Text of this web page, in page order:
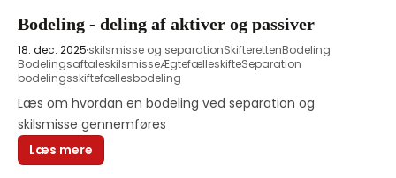
Bodeling - deling af aktiver og passiver
18. dec. 2025 skilsmisse og separationSkifterettenBodeling
BodelingsaftaleskilsmisseÆgtefælleskifteSeparation
bodelingsskiftefællesbodeling
Læs om hvordan en bodeling ved separation og
skilsmisse gennemføres
Læs mere